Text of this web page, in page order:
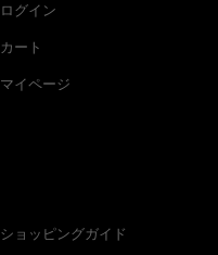
ログイン
カート
マイページ
ショッピングガイド